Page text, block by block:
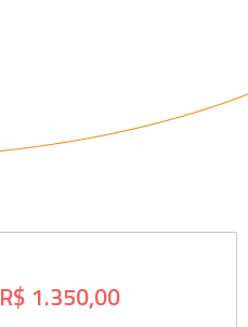
R$ 1.350,00